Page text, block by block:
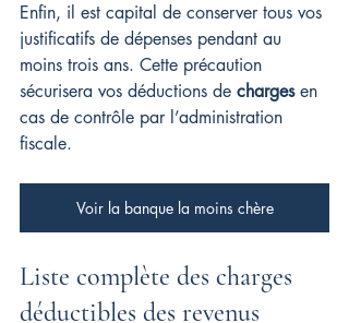
Enfin, il est capital de conserver tous vos
justificatifs de dépenses pendant au
moins trois ans. Cette précaution
sécurisera vos déductions de charges en
cas de contrôle par l’administration
fiscale.
Voir la banque la moins chère
Liste complète des charges
déductibles des revenus